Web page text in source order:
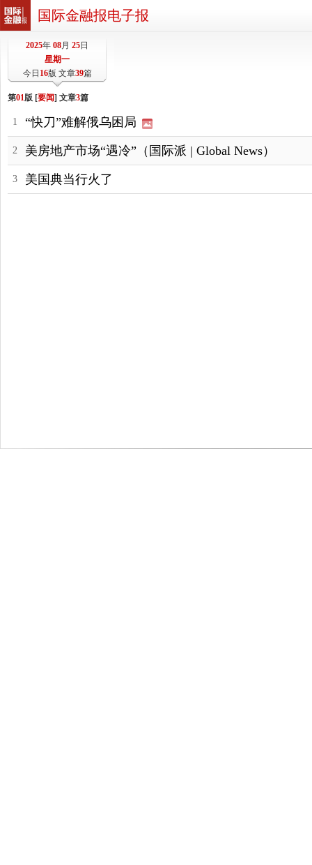
国际金融报电子报
2025年 08月 25日
星期一
今日 16版 文章39篇
第01版 [要闻] 文章3篇
1 “快刀”难解俄乌困局
2 美房地产市场“遇冷”（国际派 | Global News）
3 美国典当行火了